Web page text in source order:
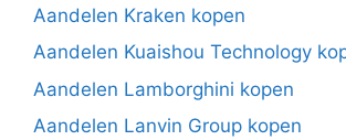
Aandelen Kraken kopen
Aandelen Kuaishou Technology
Aandelen Lamborghini kopen
Aandelen Lanvin Group kopen